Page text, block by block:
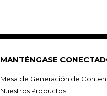
MANTÉNGASE
Mesa de Generación de
Nuestros Productos